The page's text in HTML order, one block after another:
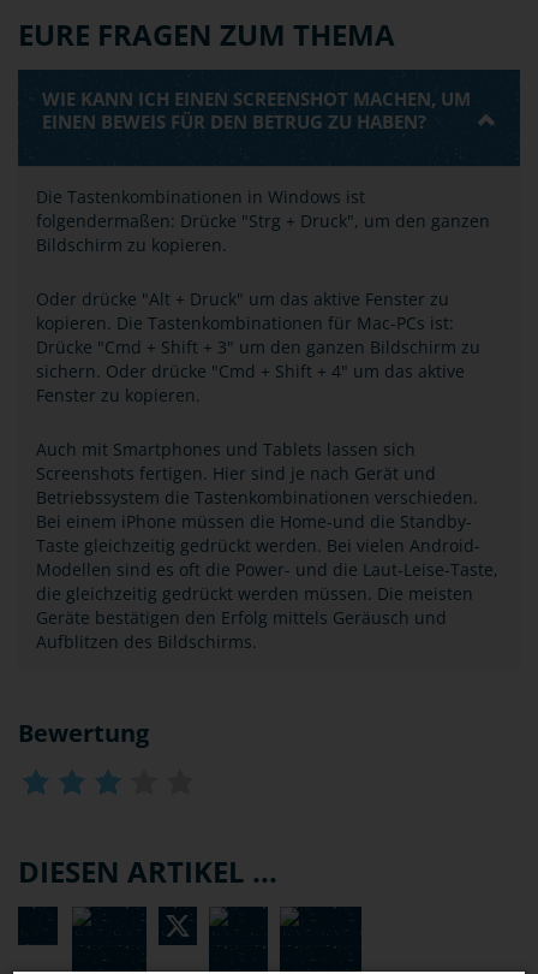
EURE FRAGEN ZUM THEMA
WIE KANN ICH EINEN SCREENSHOT MACHEN, UM
EINEN BEWEIS FÜR DEN BETRUG ZU HABEN?
Die Tastenkombinationen in Windows ist
folgendermaßen: Drücke "Strg + Druck", um den ganzen
Bildschirm zu kopieren.
Oder drücke "Alt + Druck" um das aktive Fenster zu
kopieren. Die Tastenkombinationen für Mac-PCs ist:
Drücke "Cmd + Shift + 3" um den ganzen Bildschirm zu
sichern. Oder drücke "Cmd + Shift + 4" um das aktive
Fenster zu kopieren.
Auch mit Smartphones und Tablets lassen sich
Screenshots fertigen. Hier sind je nach Gerät und
Betriebssystem die Tastenkombinationen verschieden.
Bei einem iPhone müssen die Home-und die Standby-
Taste gleichzeitig gedrückt werden. Bei vielen Android-
Modellen sind es oft die Power- und die Laut-Leise-Taste,
die gleichzeitig gedrückt werden müssen. Die meisten
Geräte bestätigen den Erfolg mittels Geräusch und
Aufblitzen des Bildschirms.
Bewertung
DIESEN ARTIKEL ...